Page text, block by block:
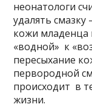
неонатологи
удалять
кожи младенца
«водной» к
пересыхание
первородной
происходит в
жизни.